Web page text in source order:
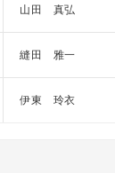
山田 真弘
縫田 雅一
伊東 玲衣